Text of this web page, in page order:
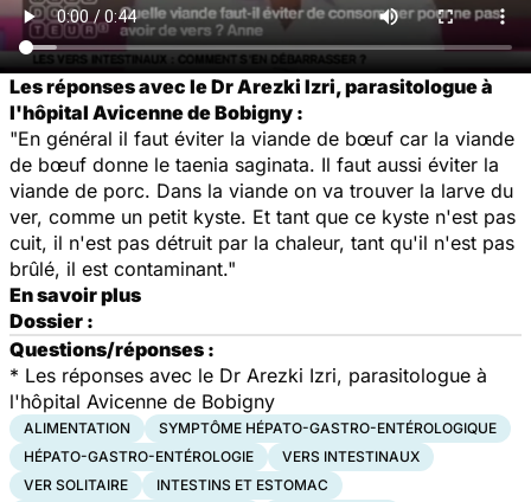
Les réponses avec le Dr Arezki Izri, parasitologue à
l'hôpital Avicenne de Bobigny :
"En général il faut éviter la viande de bœuf car la viande
de bœuf donne le taenia saginata. Il faut aussi éviter la
viande de porc. Dans la viande on va trouver la larve du
ver, comme un petit kyste. Et tant que ce kyste n'est pas
cuit, il n'est pas détruit par la chaleur, tant qu'il n'est pas
brûlé, il est contaminant."
En savoir plus
Dossier :
Questions/réponses :
* Les réponses avec le Dr Arezki Izri, parasitologue à
l'hôpital Avicenne de Bobigny
ALIMENTATION
SYMPTÔME HÉPATO-GASTRO-ENTÉROLOGIQUE
HÉPATO-GASTRO-ENTÉROLOGIE
VERS INTESTINAUX
VER SOLITAIRE
INTESTINS ET ESTOMAC